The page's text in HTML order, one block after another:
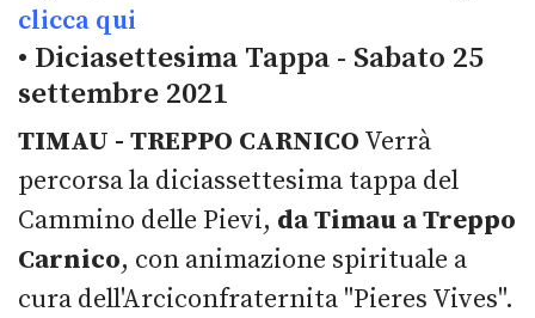
clicca qui
• Diciasettesima Tappa - Sabato 25
settembre 2021
TIMAU - TREPPO CARNICO Verrà
percorsa la diciassettesima tappa del
Cammino delle Pievi, da Timau a Treppo
Carnico, con animazione spirituale a
cura dell'Arciconfraternita "Pieres Vives".